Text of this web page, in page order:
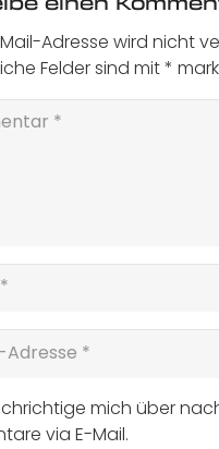
Adresse wird nicht
Felder sind mit*
mich über
via E-Mail.